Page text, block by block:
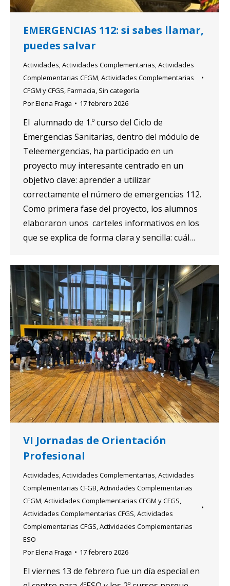
EMERGENCIAS 112: si sabes llamar,
puedes salvar
Actividades,Actividades Complementarias,Actividades
Complementarias CFGM,Actividades Complementarias
CFGM y CFGS,Farmacia, Sin categoría
PorElena Fraga 17 febrero 2026
El alumnado de 1.º curso del Ciclo de
Emergencias Sanitarias, dentro del módulo de
Teleemergencias, ha participado en un
proyecto muy interesante centrado en un
objetivo clave: aprender a utilizar
correctamente el número de emergencias 112.
Como primera fase del proyecto, los alumnos
elaboraron unos carteles informativos en los
que se explica de forma clara y sencilla: cuál…
VI Jornadas de Orientación
Profesional
Actividades Actividades Complementarias Actividades
Complementarias CFGB Actividades Complementarias
CFGM Actividades Complementarias CFGM y CFGS
Actividades Complementarias CFGS Actividades
Complementarias CFGS Actividades Complementarias
ESO
PorElena Fraga 17 febrero 2026
El viernes 13 de febrero fue un día especial en